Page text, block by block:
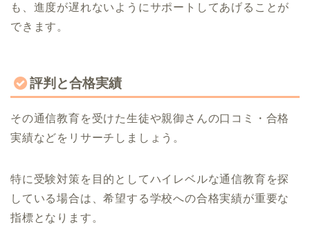
も、進度が遅れないようにサポートしてあげることが
できます。
評判と合格実績
その通信教育を受けた生徒や親御さんの口コミ・合格
実績などをリサーチしましょう。
特に受験対策を目的としてハイレベルな通信教育を探
している場合は、希望する学校への合格実績が重要な
指標となります。